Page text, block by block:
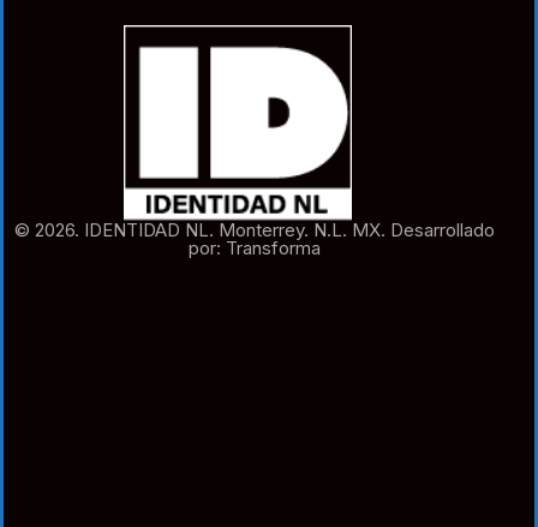
© 2026. IDENTIDAD NL. Monterrey. N.L. MX. Desarrollado
por: Transforma